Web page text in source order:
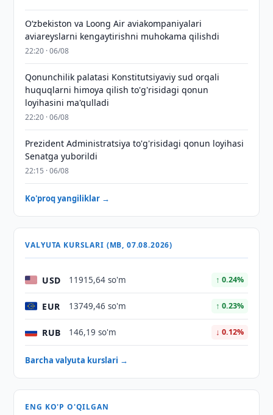
Oʻzbekiston va Loong Air aviakompaniyalari
aviareyslarni kengaytirishni muhokama qilishdi
22:20 · 06/08
Qonunchilik palatasi Konstitutsiyaviy sud orqali
huquqlarni himoya qilish to'g'risidagi qonun
loyihasini ma'qulladi
22:20 · 06/08
Prezident Administratsiya to'g'risidagi qonun loyihasi
Senatga yuborildi
22:15 · 06/08
Ko'proq yangiliklar →
VALYUTA KURSLARI (MB, 07.08.2026)
USD 11915,64 so'm ↑ 0.24%
EUR 13749,46 so'm ↑ 0.23%
RUB 146,19 so'm ↓ 0.12%
Barcha valyuta kurslari →
ENG KO'P O'QILGAN